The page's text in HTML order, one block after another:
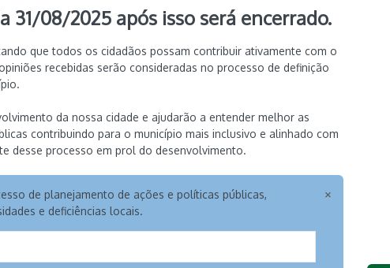
08/2025 após isso será encerrado.
que todos os cidadãos possam contribuir ativamente com o
recebidas serão consideradas no processo de definição
da nossa cidade e ajudarão a entender melhor as
contribuindo para o município mais inclusivo e alinhado com
desse processo em prol do desenvolvimento.
de planejamento de ações e políticas públicas,
e deficiências locais.